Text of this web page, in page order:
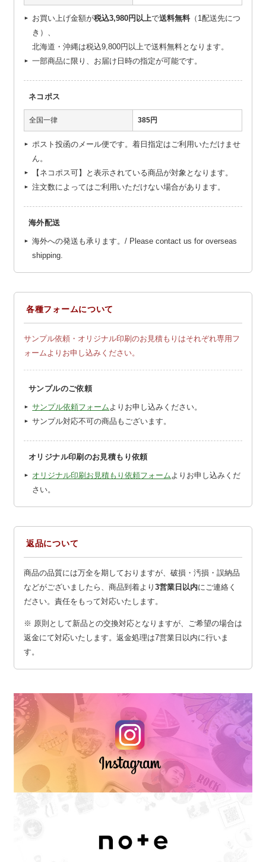
お買い上げ金額が税込3,980円以上で送料無料（1配送先につ
き）、
北海道・沖縄は税込9,800円以上で送料無料となります。
一部商品に限り、お届け日時の指定が可能です。
ネコポス
全国一律 385円
ポスト投函のメール便です。着日指定はご利用いただけませ
ん。
【ネコポス可】と表示されている商品が対象となります。
注文数によってはご利用いただけない場合があります。
海外配送
海外への発送も承ります。/ Please contact us for overseas
shipping.
各種フォームについて
サンプル依頼・オリジナル印刷のお見積もりはそれぞれ専用フ
ォームよりお申し込みください。
サンプルのご依頼
サンプル依頼フォーム よりお申し込みください。
サンプル対応不可の商品もございます。
オリジナル印刷のお見積もり依頼
オリジナル印刷お見積もり依頼フォーム よりお申し込みくだ
さい。
返品について
商品の品質には万全を期しておりますが、破損・汚損・誤納品
などがございましたら、商品到着より 3営業日以内にご連絡く
ださい。責任をもって対応いたします。
※ 原則として新品との交換対応となりますが、ご希望の場合は
返金にて対応いたします。返金処理は7営業日以内に行いま
す。